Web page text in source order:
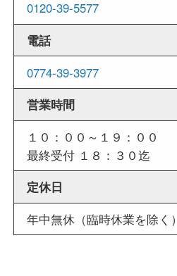
店舗名
買取大吉 イデフル井手店